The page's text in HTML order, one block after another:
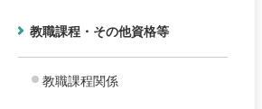
教職課程・その他資格等
教職課程関係